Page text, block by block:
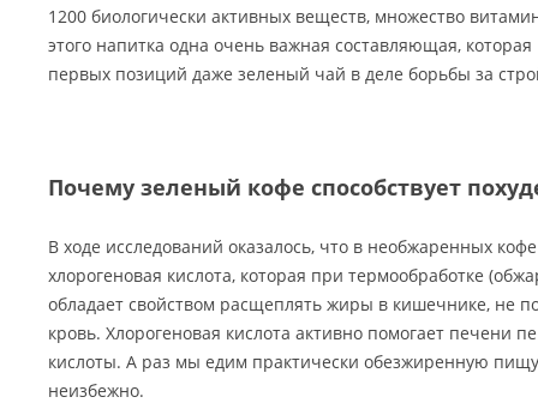
1200 биологически активных веществ, множество
этого напитка одна очень важная составляющая, которая
первых позиций даже зеленый чай в деле борьбы за
Почему зеленый кофе способствует
В ходе исследований оказалось, что в необжаренных
хлорогеновая кислота, которая при термообработке
обладает свойством расщеплять жиры в кишечнике, не
кровь. Хлорогеновая кислота активно помогает печени
кислоты. А раз мы едим практически обезжиренную
неизбежно.